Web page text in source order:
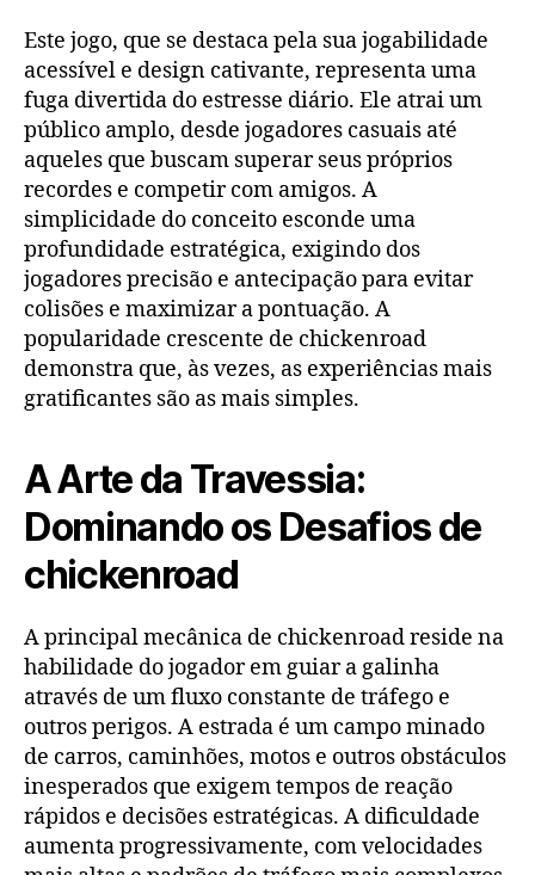
Este jogo, que se destaca pela sua jogabilidade
acessível e design cativante, representa uma
fuga divertida do estresse diário. Ele atrai um
público amplo, desde jogadores casuais até
aqueles que buscam superar seus próprios
recordes e competir com amigos. A
simplicidade do conceito esconde uma
profundidade estratégica, exigindo dos
jogadores precisão e antecipação para evitar
colisões e maximizar a pontuação. A
popularidade crescente de chickenroad
demonstra que, às vezes, as experiências mais
gratificantes são as mais simples.
A Arte da Travessia:
Dominando os Desafios de
chickenroad
A principal mecânica de chickenroad reside na
habilidade do jogador em guiar a galinha
através de um fluxo constante de tráfego e
outros perigos. A estrada é um campo minado
de carros, caminhões, motos e outros obstáculos
inesperados que exigem tempos de reação
rápidos e decisões estratégicas. A dificuldade
aumenta progressivamente, com velocidades